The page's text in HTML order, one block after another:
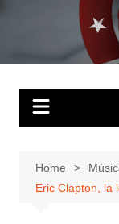
Home
Eric Clapton, la